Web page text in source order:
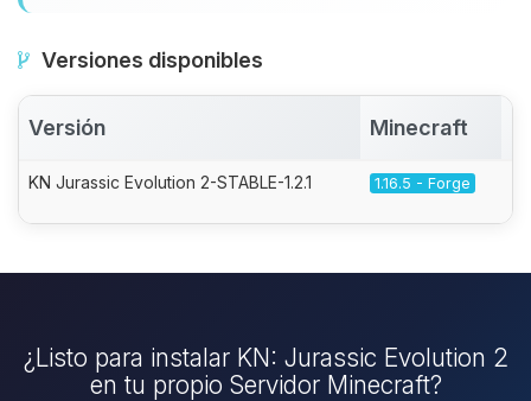
Versiones disponibles
Versión Minecraft
KN Jurassic Evolution 2-STABLE-1.2.1 1.16.5 - Forge
¿Listo para instalar KN: Jurassic Evolution 2
en tu propio Servidor Minecraft?